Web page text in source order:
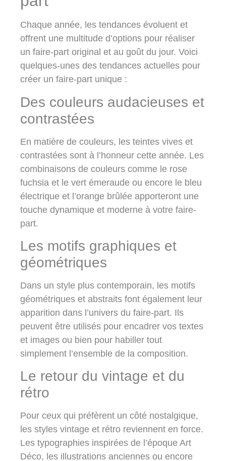
Chaque année, les tendances évoluent et
offrent une multitude d’options pour réaliser
un faire-part original et au goût du jour. Voici
quelques-unes des tendances actuelles pour
créer un faire-part unique :
Des couleurs audacieuses et
contrastées
En matière de couleurs, les teintes vives et
contrastées sont à l’honneur cette année. Les
combinaisons de couleurs comme le rose
fuchsia et le vert émeraude ou encore le bleu
électrique et l’orange brûlée apporteront une
touche dynamique et moderne à votre faire-
part.
Les motifs graphiques et
géométriques
Dans un style plus contemporain, les motifs
géométriques et abstraits font également leur
apparition dans l’univers du faire-part. Ils
peuvent être utilisés pour encadrer vos textes
et images ou bien pour habiller tout
simplement l’ensemble de la composition.
Le retour du vintage et du
rétro
Pour ceux qui préfèrent un côté nostalgique,
les styles vintage et rétro reviennent en force.
Les typographies inspirées de l’époque Art
Déco, les illustrations anciennes ou encore